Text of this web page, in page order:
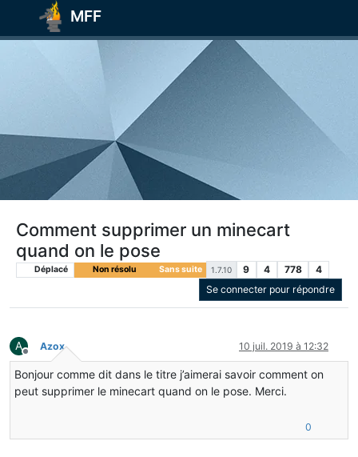
MFF
Comment supprimer un minecart
quand on le pose
Déplacé Non résolu Sans suite 1.7.10 9 4 778
4
Se connecter pour répondre
A
Hors-ligne
Azox 10 juil. 2019 à 12:32
Bonjour comme dit dans le titre j’aimerai savoir comment on
peut supprimer le minecart quand on le pose. Merci.
0